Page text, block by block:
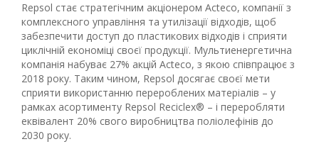
Repsol стає стратегічним акціонером Acteco, компанії з
комплексного управління та утилізації відходів, щоб
забезпечити доступ до пластикових відходів і сприяти
циклічній економіці своєї продукції. Мультиенергетична
компанія набуває 27% акцій Acteco, з якою співпрацює з
2018 року. Таким чином, Repsol досягає своєї мети
сприяти використанню перероблених матеріалів – у
рамках асортименту Repsol Reciclex® – і переробляти
еквівалент 20% свого виробництва поліолефінів до
2030 року.